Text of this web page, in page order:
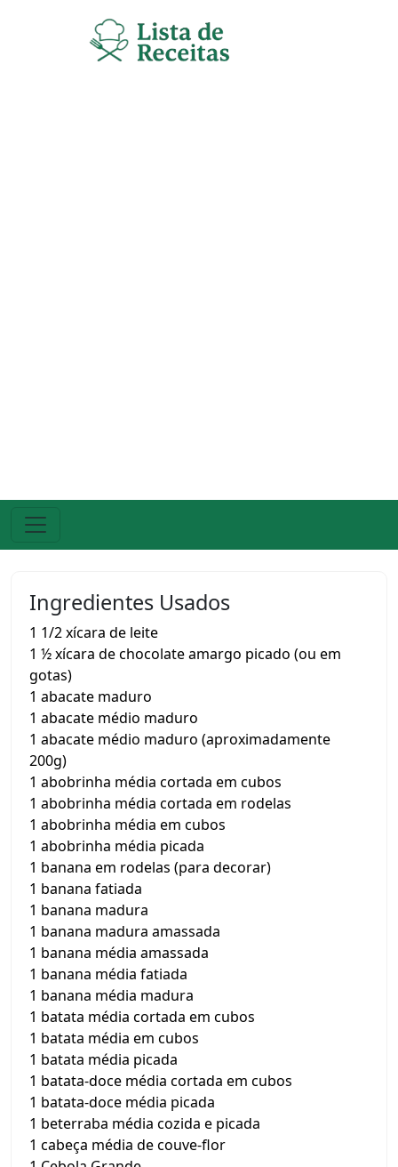
Ingredientes Usados
1 1/2 xícara de leite
1 ½ xícara de chocolate amargo picado (ou em
gotas)
1 abacate maduro
1 abacate médio maduro
1 abacate médio maduro (aproximadamente
200g)
1 abobrinha média cortada em cubos
1 abobrinha média cortada em rodelas
1 abobrinha média em cubos
1 abobrinha média picada
1 banana em rodelas (para decorar)
1 banana fatiada
1 banana madura
1 banana madura amassada
1 banana média amassada
1 banana média fatiada
1 banana média madura
1 batata média cortada em cubos
1 batata média em cubos
1 batata média picada
1 batata-doce média cortada em cubos
1 batata-doce média picada
1 beterraba média cozida e picada
1 cabeça média de couve-flor